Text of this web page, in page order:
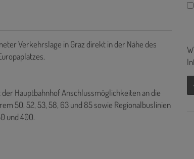
Verkehrslage in Graz direkt in der Nähe des
Hauptbahnhof Anschlussmöglichkeiten an die
50, 52, 53, 58, 63 und 85 sowie Regionalbuslinien
und 400.